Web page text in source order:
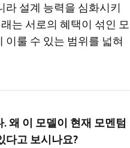
라 설계 능력을 심화시키
는 서로의 혜택이 섞인 모
룰 수 있는 범위를 넓혀
왜 이 모델이 현재 모멘텀
다고 보시나요?